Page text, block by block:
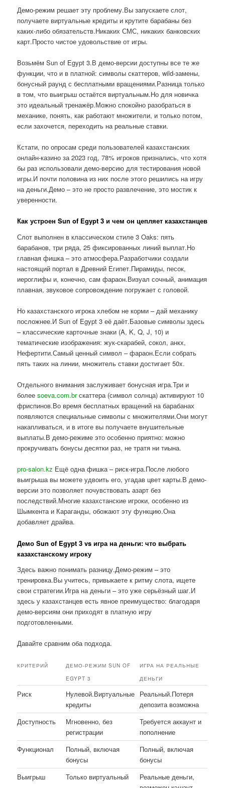
Демо-режим решает эту проблему.Вы запускаете слот,
получаете виртуальные кредиты и крутите барабаны без
каких-либо обязательств.Никаких СМС, никаких банковских
карт.Просто чистое удовольствие от игры.
Возьмём Sun of Egypt 3.В демо-версии доступны все те же
функции, что и в платной: символы скаттеров, wild-замены,
бонусный раунд с бесплатными вращениями.Разница только
в том, что выигрыш остаётся виртуальным.Но для новичка
это идеальный тренажёр.Можно спокойно разобраться в
механике, понять, как работают множители, и только потом,
если захочется, переходить на реальные ставки.
Кстати, по опросам среди пользователей казахстанских
онлайн-казино за 2023 год, 78% игроков признались, что хотя
бы раз использовали демо-версию для тестирования новой
игры.И почти половина из них после этого решились на игру
на деньги.Демо – это не просто развлечение, это мостик к
уверенности.
Как устроен Sun of Egypt 3 и чем он цепляет казахстанцев
Слот выполнен в классическом стиле 3 Oaks: пять
барабанов, три ряда, 25 фиксированных линий выплат.Но
главная фишка – это атмосфера.Разработчики создали
настоящий портал в Древний Египет.Пирамиды, песок,
иероглифы и, конечно, сам фараон.Визуал сочный, анимация
плавная, звуковое сопровождение погружает с головой.
Но казахстанского игрока хлебом не корми – дай механику
посложнее.И Sun of Egypt 3 её даёт.Базовые символы здесь
– классические карточные знаки (A, K, Q, J, 10) и
тематические изображения: жук-скарабей, сокол, анкх,
Нефертити.Самый ценный символ – фараон.Если собрать
пять таких на линии, множитель ставки достигает 50x.
Отдельного внимания заслуживает бонусная игра.Три и
болееsoeva.com.brскаттера (символ солнца) активируют 10
фриспинов.Во время бесплатных вращений на барабанах
появляются специальные символы с множителями.Они могут
накапливаться, и в итоге вы получаете внушительные
выплаты.В демо-режиме это особенно приятно: можно
прокручивать бонусы десятки раз, не тратя ни тиына.
pro-salon.kz Ещё одна фишка – риск-игра.После любого
выигрыша вы можете удвоить его, угадав цвет карты.В демо-
версии это позволяет почувствовать азарт без
последствий.Многие казахстанские игроки, особенно из
Шымкента и Караганды, обожают эту функцию.Она
добавляет драйва.
Демо Sun of Egypt 3 vs игра на деньги: что выбрать
казахстанскому игроку
Здесь важно понимать разницу.Демо-режим – это
тренировка.Вы учитесь, привыкаете к ритму слота, ищете
свои стратегии.Игра на деньги – это уже серьёзный шаг.И
здесь у казахстанцев есть явное преимущество: благодаря
демо-версиям они приходят в платную игру
подготовленными.
Давайте сравним оба подхода.
КРИТЕРИЙ
ДЕМО-РЕЖИМ SUN OF
EGYPT 3
ИГРА НА РЕАЛЬНЫЕ
ДЕНЬГИ
Риск
Нулевой.Виртуальные
кредиты
Реальный.Потеря
депозита возможна
Доступность
Мгновенно, без
регистрации
Требуется аккаунт и
пополнение
Функционал
Полный, включая
бонусы
Полный, включая
бонусы
Выигрыш
Только виртуальный
Реальные деньги,